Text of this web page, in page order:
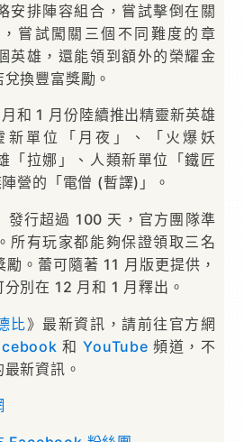
安排陣容組合，嘗試擊倒在關
嘗試闖關三個不同難度的章
英雄，還能領到額外的榮耀金
換豐富獎勵。
和 1 月份陸續推出精靈新英雄
新單位「月夜」、「火爆妖
「拉娜」、人類新單位「鐵匠
營的「電僧 (暫譯)」。
發行超過 100 天，官方團隊準
所有玩家都能夠保證領取三名
。蕾可隨著 11 月版更提供，
別在 12 月和 1 月釋出。
比》最新資訊，請前往官方網
和YouTube 頻道，不
新資訊。